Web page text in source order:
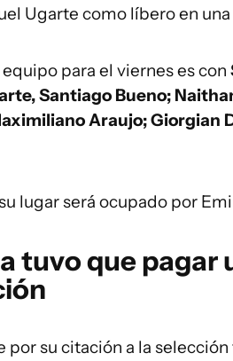
Ugarte como líbero en
para el viernes es con
Santiago Bueno;
Araujo; Giorgian
lugar será ocupado por
tuvo que pagar
por su citación a la